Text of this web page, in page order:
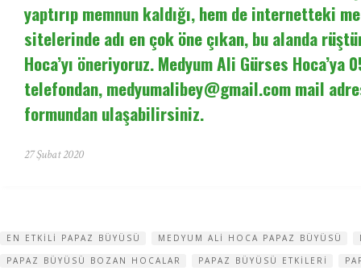
yaptırıp memnun kaldığı, hem de internetteki
sitelerinde adı en çok öne çıkan, bu alanda
Hoca’yı öneriyoruz. Medyum Ali Gürses Hoca’ya
telefondan,medyumalibey@gmail.commail
formundan ulaşabilirsiniz.
27 Şubat 2020
EN ETKILI PAPAZ BÜYÜSÜ MEDYUM ALI HOCA PAPAZ BÜYÜSÜ
PAPAZ BÜYÜSÜ BOZAN HOCALAR
PAPAZ BÜYÜSÜ ETKILERI